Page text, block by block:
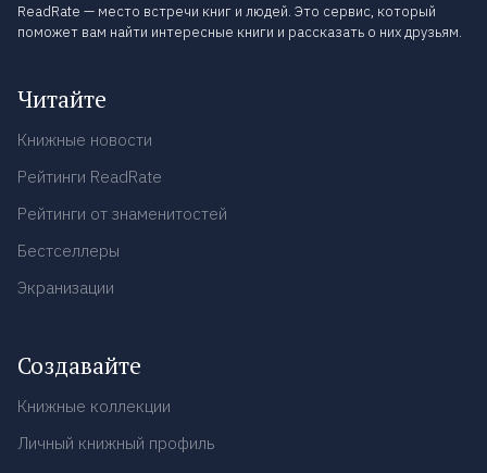
ReadRate — место встречи книг и людей. Это сервис, который
поможет вам найти интересные книги и рассказать о них друзьям.
Читайте
Книжные новости
Рейтинги ReadRate
Рейтинги от знаменитостей
Бестселлеры
Экранизации
Создавайте
Книжные коллекции
Личный книжный профиль